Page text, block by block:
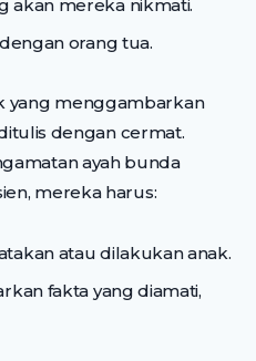
akan mereka nikmati.
orang tua.
yang menggambarkan
dengan cermat.
ayah bunda
mereka harus:
atau dilakukan anak.
fakta yang diamati,